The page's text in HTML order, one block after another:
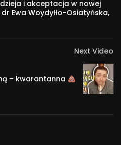
szpitalu psychiatrycznym
pracy sięga do własnych
odc. 20 z 32.
i akceptacja w nowej
Ewa Woydyłło-Osiatyńska,
Next Video
– kwarantanna